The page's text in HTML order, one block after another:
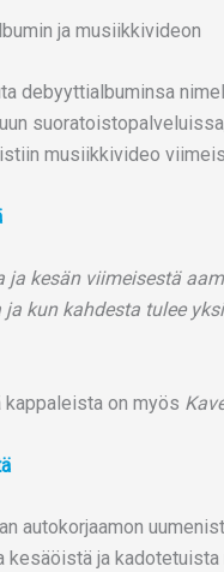
debyyttialbuminsa
musiikkivideo
ja kesän viimeisestä
kun kahdesta tulee
on myös
autokorjaamon
ja